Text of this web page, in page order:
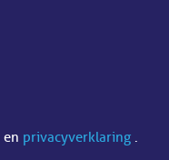
en privacyverklaring .